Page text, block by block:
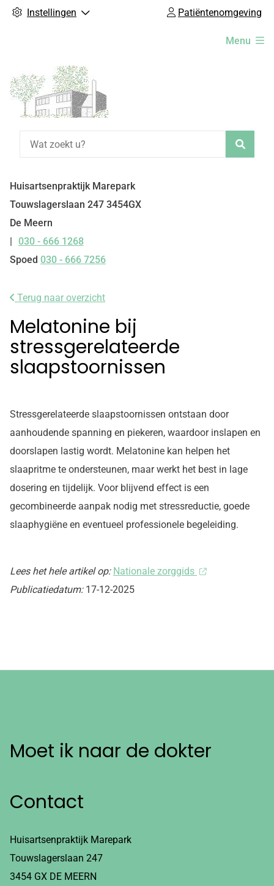
Instellingen Patiëntenomgeving
Menu
Huisartsenpraktijk Marepark
Touwslagerslaan 247 3454GX
De Meern
Tel:
030 - 666 1268
Spoed 030 - 666 7256
Terug naar overzicht
Melatonine bij
stressgerelateerde
slaapstoornissen
Stressgerelateerde slaapstoornissen ontstaan door
aanhoudende spanning en piekeren, waardoor inslapen en
doorslapen lastig wordt. Melatonine kan helpen het
slaapritme te ondersteunen, maar werkt het best in lage
dosering en tijdelijk. Voor blijvend effect is een
gecombineerde aanpak nodig met stressreductie, goede
slaaphygiëne en eventueel professionele begeleiding.
Lees het hele artikel op: Nationale zorggids
Publicatiedatum: 17-12-2025
Moet ik naar de dokter
Contact
Huisartsenpraktijk Marepark
Touwslagerslaan 247
3454 GX DE MEERN